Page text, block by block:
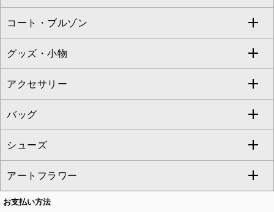
カーディガン
アンサンブルセット
ベスト・ジレ
パーカー
タンクトップ・キャミソール
スウェット・ジャージー
その他のトップス
チュニック
ジャンパースカート
その他のワンピース・ドレス
クロップド・半端丈パンツ
ガウチョ・ワイドパンツ
ハーフ・ショート丈パンツ
サロペット・オールインワン
その他のパンツ
ロング・マキシ丈スカート
ひざ丈スカート
ミモレ丈スカート
ショート・ミニ丈スカート
その他のスカート
すべてのジャケット・スーツ
テーラードジャケット
ノーカラージャケット
セットアップ
セットアップジャケット
セットアップパンツ
セットアップスカート
コート・ブルゾン
すべてのコート・ブルゾン
トレンチコート
ピーコート
ダッフルコート
チェスターコート
モッズコート
グッズ・小物
すべてのグッズ・小物
マスク
ストール・マフラー・スヌード
ベルト・サスペンダー
帽子
アクセサリー
すべてのアクセサリー
ネックレス
ピアス・イヤリング
ブレスレット・バングル
バッグ
すべてのバッグ
トートバッグ
ショルダーバッグ
シューズ
すべてのシューズ
パンプス
アートフラワー
すべてのアートフラワー
お支払い方法